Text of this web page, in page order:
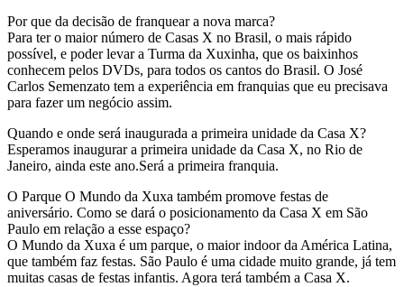
Por que da decisão de franquear a nova marca?
Para ter o maior número de Casas X no Brasil, o mais rápido
possível, e poder levar a Turma da Xuxinha, que os baixinhos
conhecem pelos DVDs, para todos os cantos do Brasil. O José
Carlos Semenzato tem a experiência em franquias que eu precisava
para fazer um negócio assim.
Quando e onde será inaugurada a primeira unidade da Casa X?
Esperamos inaugurar a primeira unidade da Casa X, no Rio de
Janeiro, ainda este ano.Será a primeira franquia.
O Parque O Mundo da Xuxa também promove festas de
aniversário. Como se dará o posicionamento da Casa X em São
Paulo em relação a esse espaço?
O Mundo da Xuxa é um parque, o maior indoor da América Latina,
que também faz festas. São Paulo é uma cidade muito grande, já tem
muitas casas de festas infantis. Agora terá também a Casa X.